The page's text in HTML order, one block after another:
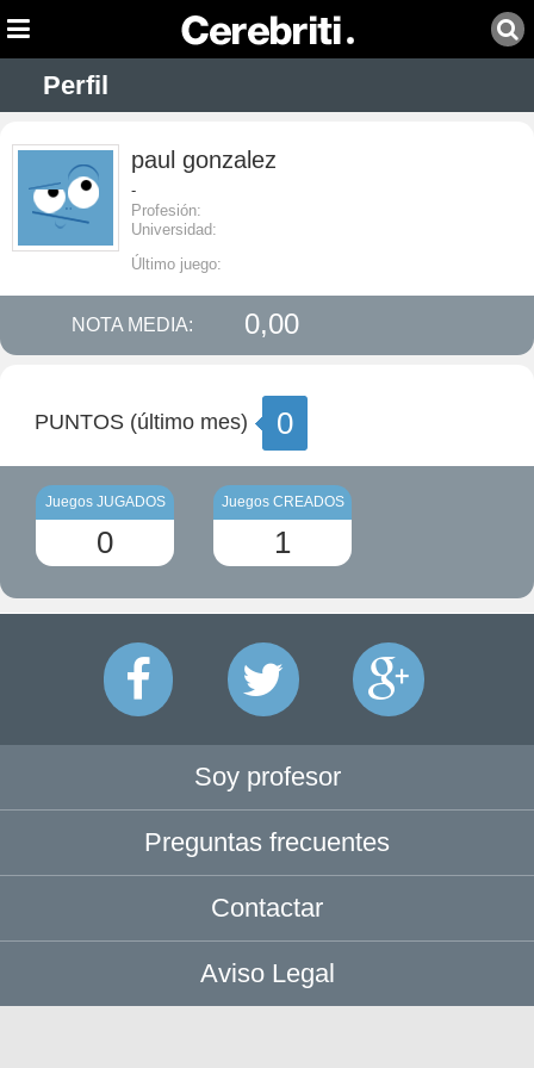
Perfil
paul gonzalez
-
Profesión:
Universidad:
Último juego:
NOTA MEDIA: 0,00
PUNTOS (último mes) 0
Juegos JUGADOS
0
Juegos CREADOS
1
Soy profesor
Preguntas frecuentes
Contactar
Aviso Legal